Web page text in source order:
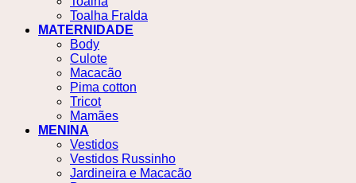
Toalha Fralda
MATERNIDADE
Body
Culote
Macacão
Pima cotton
Tricot
Mamães
MENINA
Vestidos
Vestidos Russinho
Jardineira e Macacão